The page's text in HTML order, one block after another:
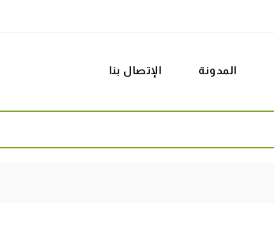
المدونة الإتصال بنا